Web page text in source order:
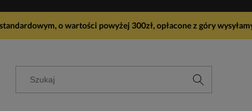
o wartości powyżej 300zł, opłacone z góry